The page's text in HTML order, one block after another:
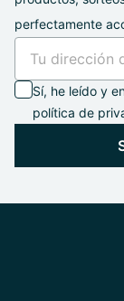
perfectamente
Sí, he leído y
política de